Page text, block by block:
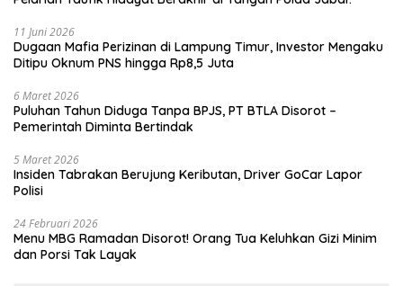
11 Juni 2026
Dugaan Mafia Perizinan di Lampung Timur, Investor Mengaku
Ditipu Oknum PNS hingga Rp8,5 Juta
6 Maret 2026
Puluhan Tahun Diduga Tanpa BPJS, PT BTLA Disorot –
Pemerintah Diminta Bertindak
5 Maret 2026
Insiden Tabrakan Berujung Keributan, Driver GoCar Lapor
Polisi
24 Februari 2026
Menu MBG Ramadan Disorot! Orang Tua Keluhkan Gizi Minim
dan Porsi Tak Layak